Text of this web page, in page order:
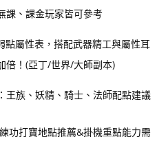
課、課金玩家皆可參考
點屬性表，搭配武器精工與屬性耳
倍！(亞丁/世界/大師副本)
王族、妖精、騎士、法師配點建議
功打寶地點推薦&掛機重點能力需